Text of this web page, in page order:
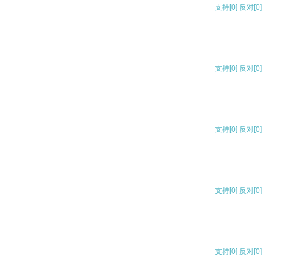
支持[0] 反对[0]
支持[0] 反对[0]
支持[0] 反对[0]
支持[0] 反对[0]
支持[0] 反对[0]